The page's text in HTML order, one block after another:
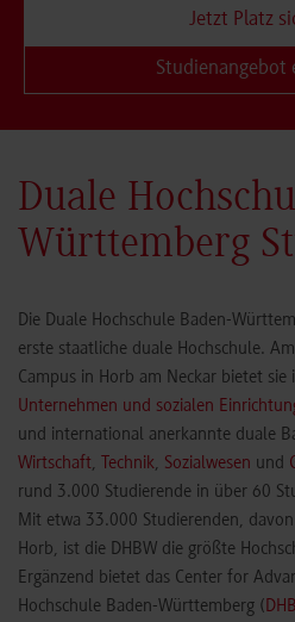
Jetzt Platz
Studienangebot
Duale
Württemberg
Die Duale Hochschule Baden-
erste staatliche duale Hochschule.
Campus in Horb am Neckar bietet
Unternehmen und sozialen
und international anerkannte duale
Wirtschaft, Technik, Sozialwesen und
rund 3.000 Studierende in über 60
Mit etwa 33.000 Studierenden,
Horb, ist die DHBW die größte
Ergänzend bietet das Center for
Hochschule Baden-Württemberg (